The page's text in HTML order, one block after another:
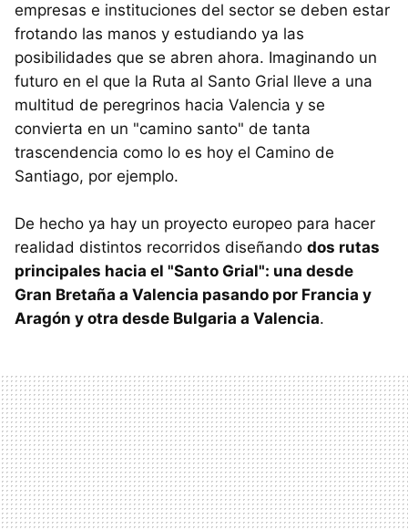
empresas e instituciones del sector se deben estar
frotando las manos y estudiando ya las
posibilidades que se abren ahora. Imaginando un
futuro en el que la Ruta al Santo Grial lleve a una
multitud de peregrinos hacia Valencia y se
convierta en un "camino santo" de tanta
trascendencia como lo es hoy el Camino de
Santiago, por ejemplo.
De hecho ya hay un proyecto europeo para hacer
realidad distintos recorridos diseñando dos rutas
principales hacia el "Santo Grial": una desde
Gran Bretaña a Valencia pasando por Francia y
Aragón y otra desde Bulgaria a Valencia.